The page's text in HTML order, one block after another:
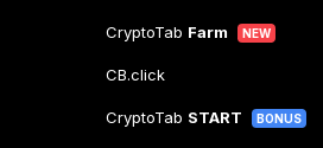
CryptoTab Farm NEW
CB.click
CryptoTab START BONUS